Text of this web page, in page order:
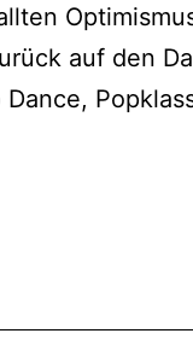
auf den
Dance,